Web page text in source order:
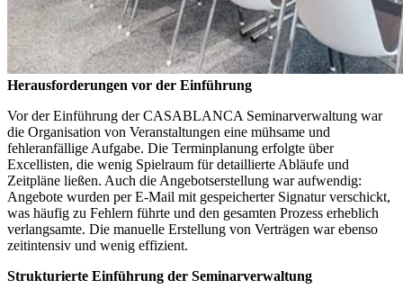
Herausforderungen vor der Einführung
Vor der Einführung der CASABLANCA Seminarverwaltung war
die Organisation von Veranstaltungen eine mühsame und
fehleranfällige Aufgabe. Die Terminplanung erfolgte über
Excellisten, die wenig Spielraum für detaillierte Abläufe und
Zeitpläne ließen. Auch die Angebotserstellung war aufwendig:
Angebote wurden per E-Mail mit gespeicherter Signatur verschickt,
was häufig zu Fehlern führte und den gesamten Prozess erheblich
verlangsamte. Die manuelle Erstellung von Verträgen war ebenso
zeitintensiv und wenig effizient.
Strukturierte Einführung der Seminarverwaltung